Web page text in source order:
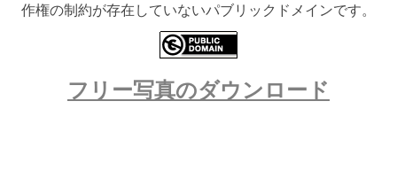
作権の制約が存在していないパブリックドメインです。
フリー写真のダウンロード